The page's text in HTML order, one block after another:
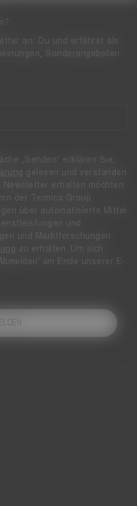
an: Du und erfährst als
Sonderangeboten
„Senden“ erklären Sie,
gelesen und verstanden
erhalten möchten.
der Tecnica Group
über automatisierte Mittel
und
und Marktforschungen
zu erhalten. Um sich
am Ende unserer E-